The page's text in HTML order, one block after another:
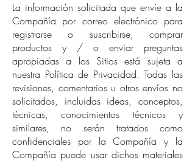
La información solicitada que envíe a la
Compañía por correo electrónico para
registrarse o suscribirse, comprar
productos y / o enviar preguntas
apropiadas a los Sitios está sujeta a
nuestra Política de Privacidad. Todas las
revisiones, comentarios u otros envíos no
solicitados, incluidas ideas, conceptos,
técnicas, conocimientos técnicos y
similares, no serán tratados como
confidenciales por la Compañía y la
Compañía puede usar dichos materiales